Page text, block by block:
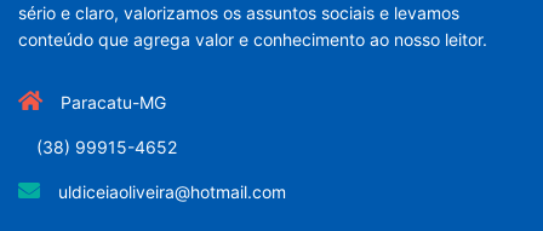
sério e claro, valorizamos os assuntos sociais e levamos
conteúdo que agrega valor e conhecimento ao nosso leitor.
Paracatu-MG
(38) 99915-4652
uldiceiaoliveira@hotmail.com